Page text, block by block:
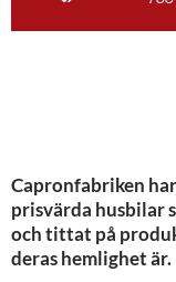
Capronfabriken
prisvärda husbilar
och tittat på
deras hemlighet är.